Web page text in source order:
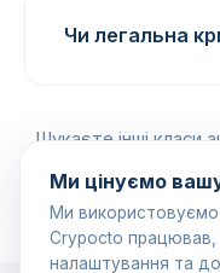
Чи легальна
Шукаєте інші класи
авто
або повний
Ми цінуємо
Ми
Crypocto працював,
налаштування та